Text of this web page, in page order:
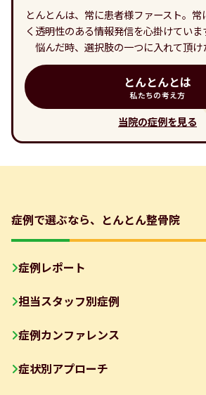
とんとんは、常に患者様ファースト。
く透明性のある情報発信を心掛けてい
悩んだ時、選択肢の一つに入れて頂け
とんとんとは
私たちの考え方
当院の症例を見る
症例で選ぶなら、とんとん整骨院
症例レポート
担当スタッフ別症例
症例カンファレンス
症状別アプローチ